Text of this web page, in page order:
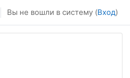
Вы не вошли в систему (Вход)